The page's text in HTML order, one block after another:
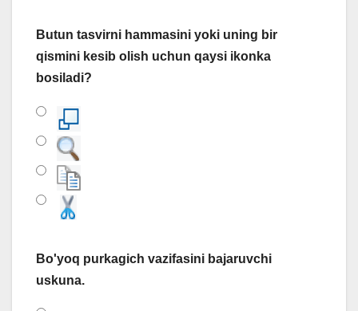
Butun tasvirni hammasini yoki uning bir
qismini kesib olish uchun qaysi ikonka
bosiladi?
Bo'yoq purkagich vazifasini bajaruvchi
uskuna.